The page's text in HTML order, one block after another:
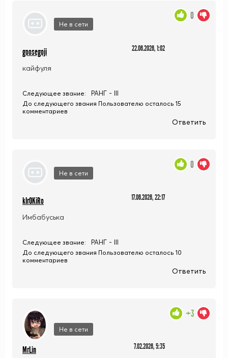
Не в сети
goosegoji 22.06.2026, 1:02
кайфуля
0
Следующее звание: РАНГ - III
До следующего звания Пользователю осталось 15
комментариев
Ответить
Не в сети
kIrOKiRo 17.06.2026, 22:17
Имбабуська
0
Следующее звание: РАНГ - III
До следующего звания Пользователю осталось 10
комментариев
Ответить
Не в сети
MrLin 7.02.2026, 5:35
+3